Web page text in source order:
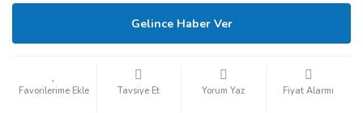
Gelince Haber Ver
Tavsiye Et Yorum Yaz Fiyat Alarmı